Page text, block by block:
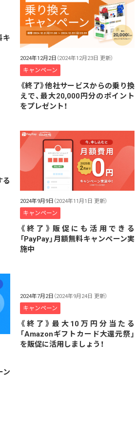
キ
2024年12月2日 （2024年12月23日 更新）
キャンペーン
《終了》他社サービスからの乗り換
えで、最大20,000円分のポイント
をプレゼント！
る
2024年9月9日 （2024年11月1日 更新）
キャンペーン
《終了》販促にも活用できる
「PayPay」月額無料キャンペーン実
施中
ン
2024年7月2日 （2024年9月24日 更新）
キャンペーン
《終了》最大10万円分当たる
「Amazonギフトカード大還元祭」
を販促に活用しましょう！